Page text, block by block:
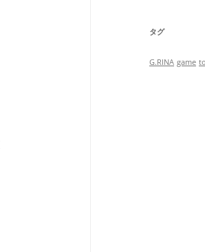
タグ
G.RINA game